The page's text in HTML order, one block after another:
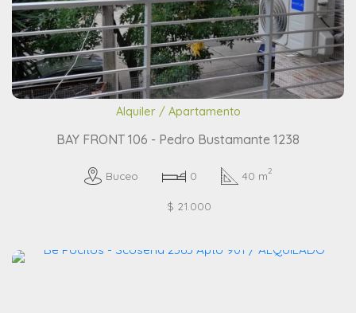
Alquiler / Apartamento
BAY FRONT 106 - Pedro Bustamante 1238
Buceo 0 40 m2
$ 21.000